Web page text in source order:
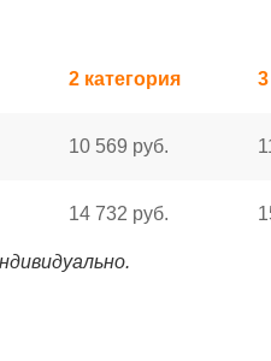
2 категория
10 569 руб.
14 732 руб.